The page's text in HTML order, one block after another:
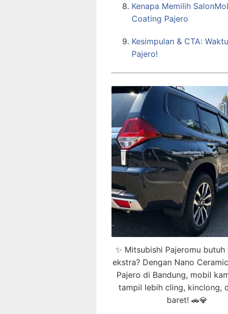
Kenapa Memilih
Coating Pajero
Kesimpulan & CTA:
Pajero!
✨ Mitsubishi Pajeromu
ekstra? Dengan Nano
Pajero di Bandung, mobil
tampil lebih cling, kinclong,
baret! 🚗💎